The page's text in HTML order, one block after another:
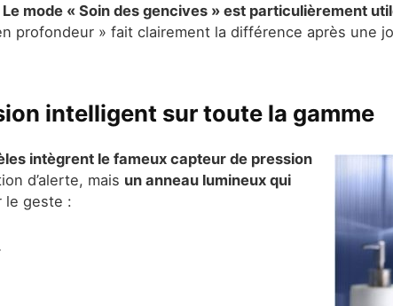
Le mode « Soin des gencives » est particulièrement
profondeur » fait clairement la différence après une
intelligent sur toute la gamme
intègrent le fameux capteur de pression
d’alerte, mais un anneau lumineux qui
le geste :